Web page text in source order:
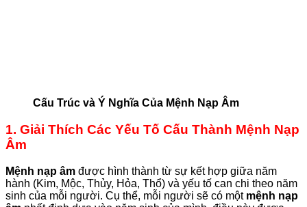
Cấu Trúc và Ý Nghĩa Của Mệnh Nạp Âm
1. Giải Thích Các Yếu Tố Cấu Thành Mệnh Nạp
Âm
Mệnh nạp âm được hình thành từ sự kết hợp giữa năm
hành (Kim, Mộc, Thủy, Hỏa, Thổ) và yếu tố can chi theo năm
sinh của mỗi người. Cụ thể, mỗi người sẽ có một mệnh nạp